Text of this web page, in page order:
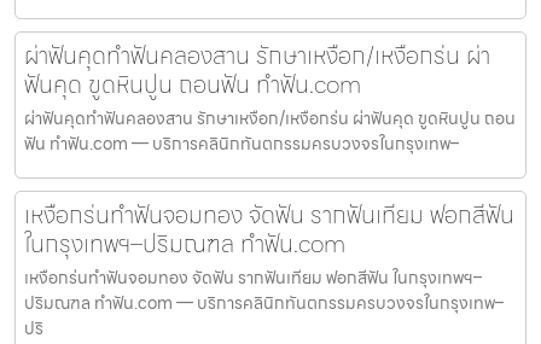
ผ่าฟันคุดทำฟันคลองสาน รักษาเหงือก/เหงือกร่น ผ่า
ฟันคุด ขูดหินปูน ถอนฟัน ทำฟัน.com
ผ่าฟันคุดทำฟันคลองสาน รักษาเหงือก/เหงือกร่น ผ่าฟันคุด ขูดหินปูน ถอน
ฟัน ทำฟัน.com — บริการคลินิกทันตกรรมครบวงจรในกรุงเทพ–
เหงือกร่นทำฟันจอมทอง จัดฟัน รากฟันเทียม ฟอกสีฟัน
ในกรุงเทพฯ–ปริมณฑล ทำฟัน.com
เหงือกร่นทำฟันจอมทอง จัดฟัน รากฟันเทียม ฟอกสีฟัน ในกรุงเทพฯ–
ปริมณฑล ทำฟัน.com — บริการคลินิกทันตกรรมครบวงจรในกรุงเทพ–
ปริ